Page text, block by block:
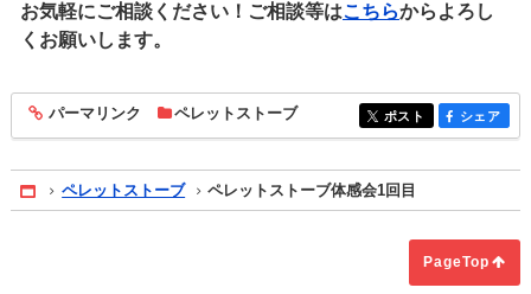
お気軽にご相談ください！ご相談等はこちらからよろし
くお願いします。
entry1915
パーマリンク ペレットストーブ entry1915
ポスト entry1915
シェア
Home
ペレットストーブ ペレットストーブ体感会1回目
PageTop